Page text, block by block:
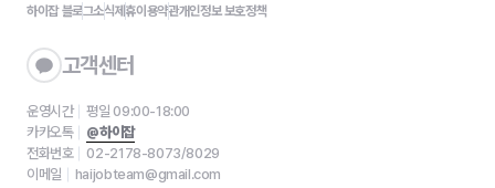
하이잡 블로그소식제휴이용약관개인정보 보호정책
고객센터
운영시간
평일 09:00-18:00
카카오톡
@하이잡
전화번호
02-2178-8073/8029
이메일
haijobteam@gmail.com